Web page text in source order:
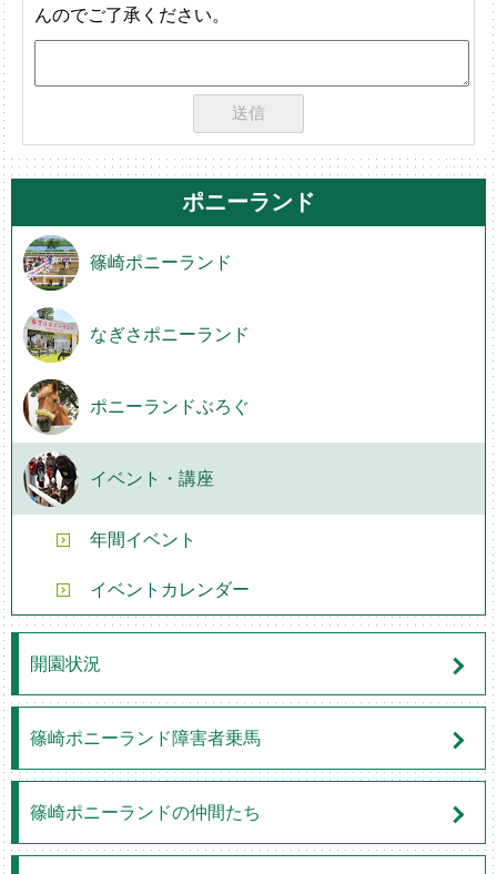
んのでご了承ください。
ポニーランド
篠崎ポニーランド
なぎさポニーランド
ポニーランドぶろぐ
イベント・講座
年間イベント
イベントカレンダー
開園状況
篠崎ポニーランド障害者乗馬
篠崎ポニーランドの仲間たち